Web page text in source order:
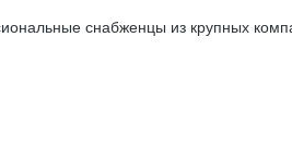
снабженцы из крупных